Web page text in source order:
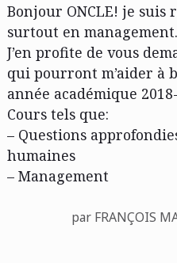
Bonjour ONCLE! je suis
surtout en management.
J’en profite de vous
qui pourront m’aider à
année académique
Cours tels que:
– Questions
humaines
– Management
par FRANÇOIS